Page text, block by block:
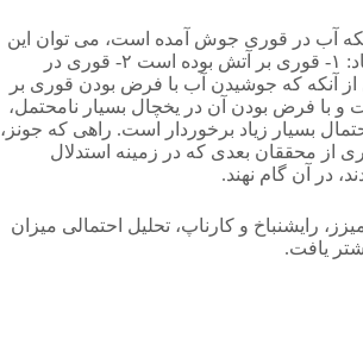
آب در قوری جوش آمده است، می توان این
فرضیات را در میان نهاد: ۱- قوری بر آتش بوده است ۲- قوری در
آنکه که جوشیدن آب با فرض بودن قوری بر
و با فرض بودن آن در یخچال بسیار نامحتمل،
بسیار زیاد برخوردار است. راهی که جونز،
از محققان بعدی که در زمینه استدلال
در آن گام نهند.
رایشنباخ و کارناپ، تحلیل احتمالی میزان
یافت.